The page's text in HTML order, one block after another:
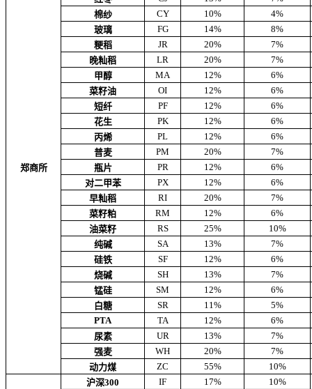
郑商所
棉纱
CY 10%
4%
玻璃
FG 14%
8%
粳稻
JR 20%
7%
晚籼稻
LR 20%
7%
甲醇
MA 12%
6%
菜籽油
OI 12%
6%
短纤
PF 12%
6%
花生
PK 12%
6%
丙烯
PL 12%
6%
普麦
PM 20%
7%
瓶片
PR 12%
6%
对二甲苯
PX 12%
6%
早籼稻
RI 20%
7%
菜籽粕
RM 12%
6%
油菜籽
RS 25%
10%
纯碱
SA 13%
7%
硅铁
SF 12%
6%
烧碱
SH 13%
7%
锰硅
SM 12%
6%
白糖
SR 11%
5%
PTA
TA 12%
6%
尿素
UR 13%
7%
强麦
WH 20%
7%
动力煤
ZC 55% 10%
沪深300 IF 17%
10%